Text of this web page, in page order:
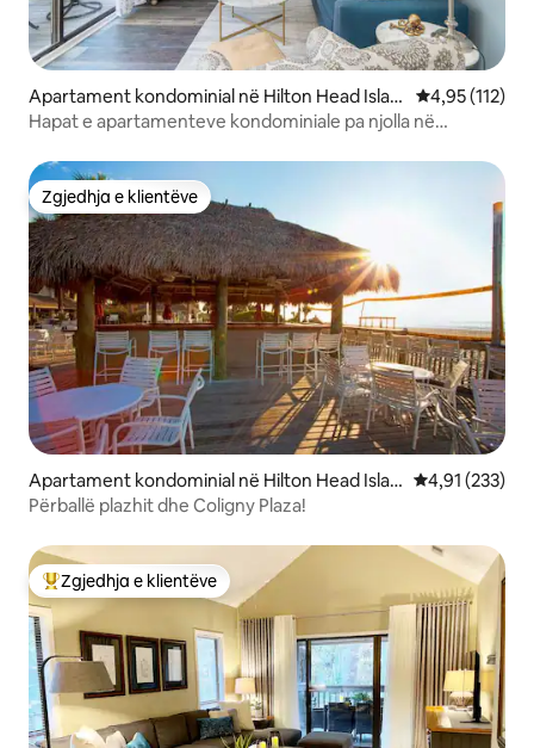
Apartament kondominial në Hilton Head Islan
d
Vlerësimi
4,95 (112)
Hapat e apartamenteve kondominiale pa njolla në
Zgjedhja e klientëve
Zgjedhja e klientëve
Apartament kondominial në Hilton Head Islan
d
Vlerësimi
4,91 (233)
Përballë plazhit dhe Coligny Plaza!
Më të mirat e zgjedhjeve të klientëve
Zgjedhja e klientëve